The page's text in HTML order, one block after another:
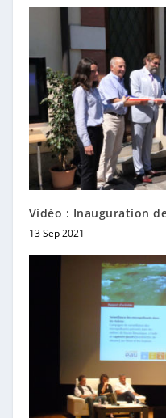
Vidéo : Inauguration
13 Sep 2021